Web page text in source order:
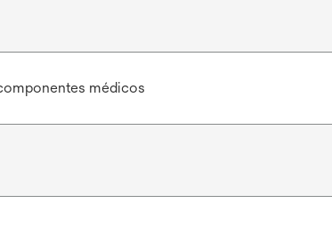
médicos